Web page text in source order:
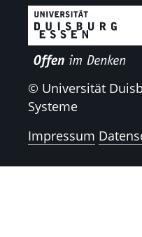
© Universität
Systeme
Impressum